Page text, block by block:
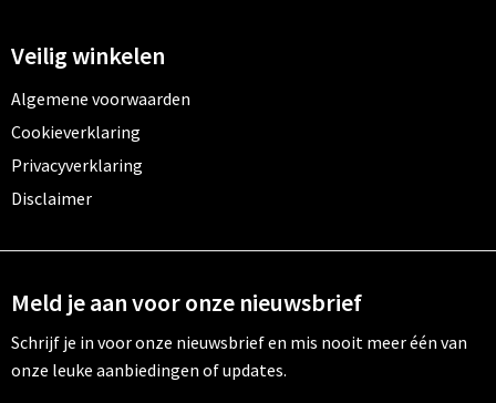
Veilig winkelen
Algemene voorwaarden
Cookieverklaring
Privacyverklaring
Disclaimer
Meld je aan voor onze nieuwsbrief
Schrijf je in voor onze nieuwsbrief en mis nooit meer één van
onze leuke aanbiedingen of updates.